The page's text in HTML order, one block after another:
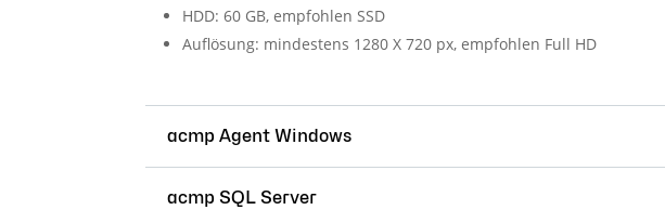
HDD: 60 GB, empfohlen SSD
Auflösung: mindestens 1280 X 720 px, empfohlen Full HD
acmp Agent Windows
acmp SQL Server